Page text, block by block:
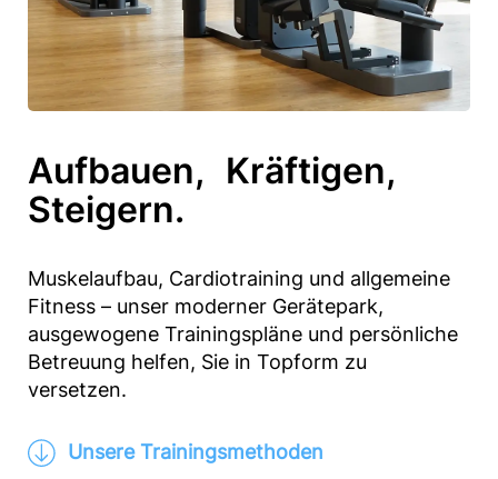
Aufbauen, Kräftigen,
Steigern.
Muskelaufbau, Cardiotraining und allgemeine
Fitness – unser moderner Gerätepark,
ausgewogene Trainingspläne und persönliche
Betreuung helfen, Sie in Topform zu
versetzen.
Unsere Trainingsmethoden